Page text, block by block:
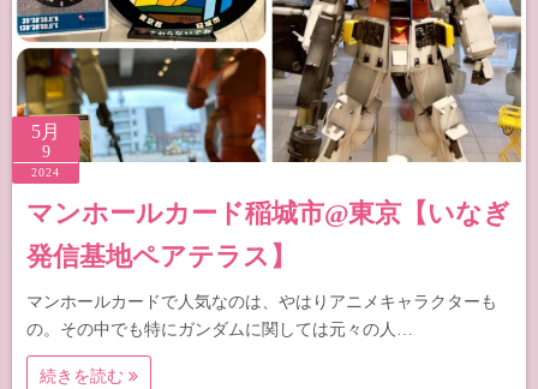
5月
9
2024
マンホールカード稲城市@東京【いなぎ
発信基地ペアテラス】
マンホールカードで人気なのは、やはりアニメキャラクターも
の。その中でも特にガンダムに関しては元々の人…
続きを読む